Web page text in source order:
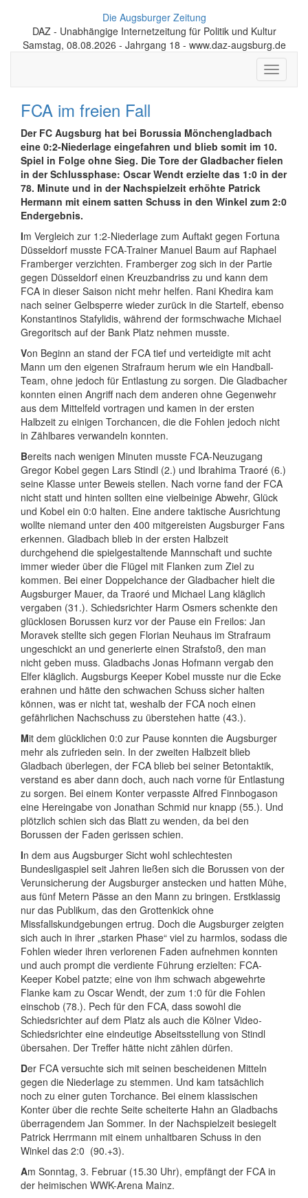
Die Augsburger Zeitung
DAZ - Unabhängige Internetzeitung für Politik und Kultur
Samstag, 08.08.2026 - Jahrgang 18 - www.daz-augsburg.de
Toggle
FCA im freien Fall
Der FC Augsburg hat bei Borussia Mönchengladbach
eine 0:2-Niederlage eingefahren und blieb somit im 10.
Spiel in Folge ohne Sieg. Die Tore der Gladbacher fielen
in der Schlussphase: Oscar Wendt erzielte das 1:0 in der
78. Minute und in der Nachspielzeit erhöhte Patrick
Hermann mit einem satten Schuss in den Winkel zum 2:0
Endergebnis.
Im Vergleich zur 1:2-Niederlage zum Auftakt gegen Fortuna
Düsseldorf musste FCA-Trainer Manuel Baum auf Raphael
Framberger verzichten. Framberger zog sich in der Partie
gegen Düsseldorf einen Kreuzbandriss zu und kann dem
FCA in dieser Saison nicht mehr helfen. Rani Khedira kam
nach seiner Gelbsperre wieder zurück in die Startelf, ebenso
Konstantinos Stafylidis, während der formschwache Michael
Gregoritsch auf der Bank Platz nehmen musste.
Von Beginn an stand der FCA tief und verteidigte mit acht
Mann um den eigenen Strafraum herum wie ein Handball-
Team, ohne jedoch für Entlastung zu sorgen. Die Gladbacher
konnten einen Angriff nach dem anderen ohne Gegenwehr
aus dem Mittelfeld vortragen und kamen in der ersten
Halbzeit zu einigen Torchancen, die die Fohlen jedoch nicht
in Zählbares verwandeln konnten.
Bereits nach wenigen Minuten musste FCA-Neuzugang
Gregor Kobel gegen Lars Stindl (2.) und Ibrahima Traoré (6.)
seine Klasse unter Beweis stellen. Nach vorne fand der FCA
nicht statt und hinten sollten eine vielbeinige Abwehr, Glück
und Kobel ein 0:0 halten. Eine andere taktische Ausrichtung
wollte niemand unter den 400 mitgereisten Augsburger Fans
erkennen. Gladbach blieb in der ersten Halbzeit
durchgehend die spielgestaltende Mannschaft und suchte
immer wieder über die Flügel mit Flanken zum Ziel zu
kommen. Bei einer Doppelchance der Gladbacher hielt die
Augsburger Mauer, da Traoré und Michael Lang kläglich
vergaben (31.). Schiedsrichter Harm Osmers schenkte den
glücklosen Borussen kurz vor der Pause ein Freilos: Jan
Moravek stellte sich gegen Florian Neuhaus im Strafraum
ungeschickt an und generierte einen Strafstoß, den man
nicht geben muss. Gladbachs Jonas Hofmann vergab den
Elfer kläglich. Augsburgs Keeper Kobel musste nur die Ecke
erahnen und hätte den schwachen Schuss sicher halten
können, was er nicht tat, weshalb der FCA noch einen
gefährlichen Nachschuss zu überstehen hatte (43.).
Mit dem glücklichen 0:0 zur Pause konnten die Augsburger
mehr als zufrieden sein. In der zweiten Halbzeit blieb
Gladbach überlegen, der FCA blieb bei seiner Betontaktik,
verstand es aber dann doch, auch nach vorne für Entlastung
zu sorgen. Bei einem Konter verpasste Alfred Finnbogason
eine Hereingabe von Jonathan Schmid nur knapp (55.). Und
plötzlich schien sich das Blatt zu wenden, da bei den
Borussen der Faden gerissen schien.
In dem aus Augsburger Sicht wohl schlechtesten
Bundesligaspiel seit Jahren ließen sich die Borussen von der
Verunsicherung der Augsburger anstecken und hatten Mühe,
aus fünf Metern Pässe an den Mann zu bringen. Erstklassig
nur das Publikum, das den Grottenkick ohne
Missfallskundgebungen ertrug. Doch die Augsburger zeigten
sich auch in ihrer „starken Phase“ viel zu harmlos, sodass die
Fohlen wieder ihren verlorenen Faden aufnehmen konnten
und auch prompt die verdiente Führung erzielten: FCA-
Keeper Kobel patzte; eine von ihm schwach abgewehrte
Flanke kam zu Oscar Wendt, der zum 1:0 für die Fohlen
einschob (78.). Pech für den FCA, dass sowohl die
Schiedsrichter auf dem Platz als auch die Kölner Video-
Schiedsrichter eine eindeutige Abseitsstellung von Stindl
übersahen. Der Treffer hätte nicht zählen dürfen.
Der FCA versuchte sich mit seinen bescheidenen Mitteln
gegen die Niederlage zu stemmen. Und kam tatsächlich
noch zu einer guten Torchance. Bei einem klassischen
Konter über die rechte Seite scheiterte Hahn an Gladbachs
überragendem Jan Sommer. In der Nachspielzeit besiegelt
Patrick Herrmann mit einem unhaltbaren Schuss in den
Winkel das 2:0 (90.+3).
Am Sonntag, 3. Februar (15.30 Uhr), empfängt der FCA in
der heimischen WWK-Arena Mainz.